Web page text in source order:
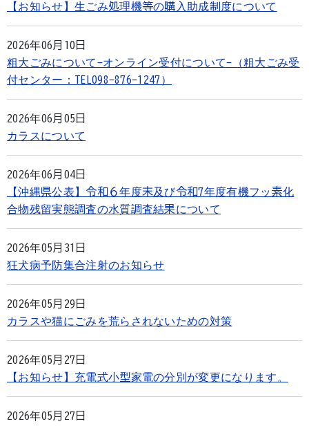
【お知らせ】生ごみ処理機等の購入助成制度について
2026年06月10日
粗大ごみについて-オンライン受付について-（粗大ごみ受
付センター：TEL098-876-1247）
2026年06月05日
カラスについて
2026年06月04日
【沖縄県公表】令和６年度末及び令和7年度有機フッ素化
合物残留実態調査の水質調査結果について
2026年05月31日
狂犬病予防集合注射のお知らせ
2026年05月29日
カラスや猫にごみを荒らされないための対策
2026年05月27日
【お知らせ】充電式小型家電の分別が変更になります。
2026年05月27日